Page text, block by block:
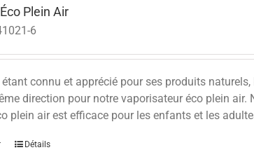
Plein Air
6
connu et apprécié pour ses produits
direction pour notre vaporisateur éco plein air.
plein air est efficace pour les enfants et les
Détails